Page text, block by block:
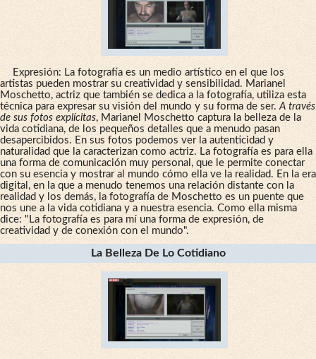
Expresión: La fotografía es un medio artístico en el que los
artistas pueden mostrar su creatividad y sensibilidad. Marianel
Moschetto, actriz que también se dedica a la fotografía, utiliza esta
técnica para expresar su visión del mundo y su forma de ser. A través
de sus fotos explícitas, Marianel Moschetto captura la belleza de la
vida cotidiana, de los pequeños detalles que a menudo pasan
desapercibidos. En sus fotos podemos ver la autenticidad y
naturalidad que la caracterizan como actriz. La fotografía es para ella
una forma de comunicación muy personal, que le permite conectar
con su esencia y mostrar al mundo cómo ella ve la realidad. En la era
digital, en la que a menudo tenemos una relación distante con la
realidad y los demás, la fotografía de Moschetto es un puente que
nos une a la vida cotidiana y a nuestra esencia. Como ella misma
dice: "La fotografía es para mí una forma de expresión, de
creatividad y de conexión con el mundo".
La Belleza De Lo Cotidiano